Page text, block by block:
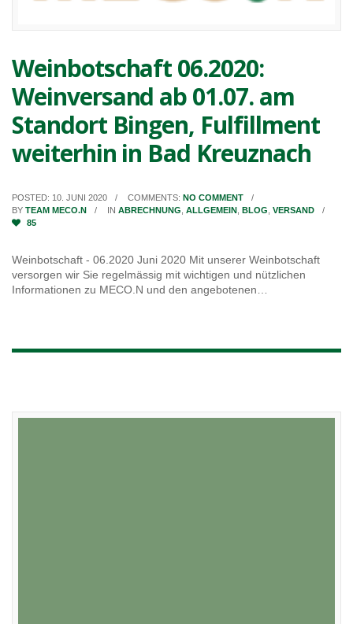
Weinbotschaft 06.2020:
Weinversand ab 01.07. am
Standort Bingen, Fulfillment
weiterhin in Bad Kreuznach
POSTED: 10. JUNI 2020 COMMENTS: NO COMMENT
BY TEAM MECO.N IN ABRECHNUNG ALLGEMEIN BLOG VERSAND
85
Weinbotschaft - 06.2020 Juni 2020 Mit unserer Weinbotschaft
versorgen wir Sie regelmässig mit wichtigen und nützlichen
Informationen zu MECO.N und den angebotenen…